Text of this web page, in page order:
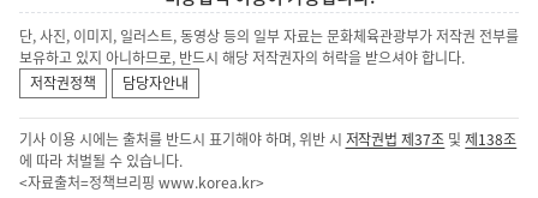
단, 사진, 이미지, 일러스트, 동영상 등의 일부 자료는 문화체육관광부가 저작권 전부를
보유하고 있지 아니하므로, 반드시 해당 저작권자의 허락을 받으셔야 합니다.
저작권정책
담당자안내
기사 이용 시에는 출처를 반드시 표기해야 하며, 위반 시 저작권법 제37조 및제138조
에 따라 처벌될 수 있습니다.
<자료출처=정책브리핑 www.korea.kr>